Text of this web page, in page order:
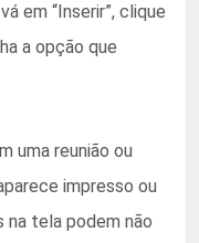
em “Inserir”, clique
a opção que
uma reunião ou
impresso ou
na tela podem não